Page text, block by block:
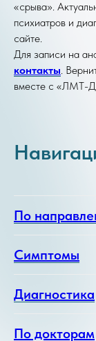
«срыва».
психиатров и
сайте.
Для записи на
контакты.
вместе с «ЛМТ-
По
Симптомы
Диагностика
По докторам